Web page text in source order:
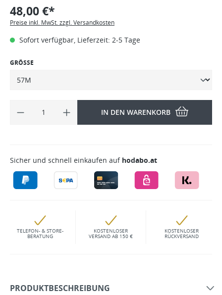
48,00 €*
Preise inkl. MwSt. zzgl. Versandkosten
Sofort verfügbar, Lieferzeit: 2-5 Tage
GRÖSSE
IN DEN WARENKORB
Sicher und schnell einkaufen auf hodabo.at
TELEFON- & STORE-
BERATUNG
KOSTENLOSER
VERSAND AB 150 €
KOSTENLOSER
RÜCKVERSAND
PRODUKTBESCHREIBUNG